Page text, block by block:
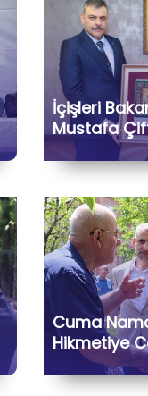
İçişleri
Mustafa
Cuma
Hikmetiye
Ederek
Bir Araya